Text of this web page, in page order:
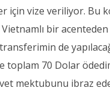
için vize veriliyor. Bu
bir
de
70 Dolar
mektubunu ibraz